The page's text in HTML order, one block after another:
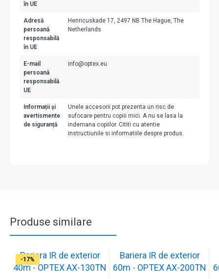
în UE
Adresă
persoană
responsabilă
în UE
Henricuskade 17, 2497 NB The Hague, The
Netherlands
E-mail
persoană
responsabilă
UE
info@optex.eu
Informații și
avertismente
de siguranță
Unele accesorii pot prezenta un risc de
sufocare pentru copiii mici. A nu se lasa la
indemana copiilor. Cititi cu atentie
instructiunile si informatiile despre produs.
Produse similare
-17%
Bariera IR de exterior
40m - OPTEX AX-130TN
-17%
Bariera IR de exterior
60m - OPTEX AX-200TN
-17%
-17%
-17%
-17%
-17%
-17%
-17%
-17%